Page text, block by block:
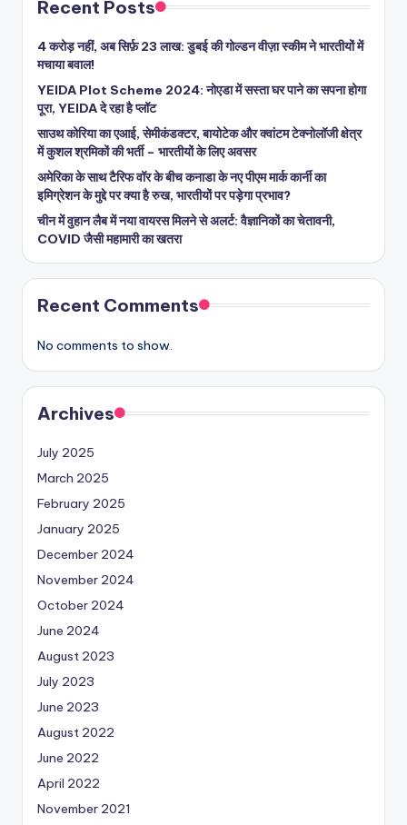
Recent Posts
4 करोड़ नहीं, अब सिर्फ़ 23 लाख: डुबई की गोल्डन वीज़ा स्कीम ने भारतीयों में
मचाया बवाल!
YEIDA Plot Scheme 2024: नोएडा में सस्ता घर पाने का सपना होगा
पूरा, YEIDA दे रहा है प्लॉट
साउथ कोरिया का एआई, सेमीकंडक्टर, बायोटेक और क्वांटम टेक्नोलॉजी क्षेत्र
में कुशल श्रमिकों की भर्ती – भारतीयों के लिए अवसर
अमेरिका के साथ टैरिफ वॉर के बीच कनाडा के नए पीएम मार्क कार्नी का
इमिग्रेशन के मुद्दे पर क्या है रुख, भारतीयों पर पड़ेगा प्रभाव?
चीन में वुहान लैब में नया वायरस मिलने से अलर्ट: वैज्ञानिकों का चेतावनी,
COVID जैसी महामारी का खतरा
Recent Comments
No comments to show.
Archives
July 2025
March 2025
February 2025
January 2025
December 2024
November 2024
October 2024
June 2024
August 2023
July 2023
June 2023
August 2022
June 2022
April 2022
November 2021